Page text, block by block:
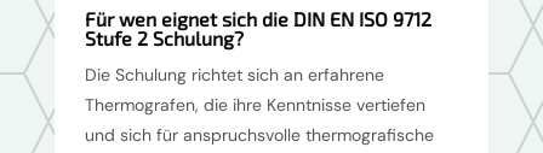
Für wen eignet sich die DIN EN ISO 9712
Stufe 2 Schulung?
Die Schulung richtet sich an erfahrene
Thermografen, die ihre Kenntnisse vertiefen
und sich für anspruchsvolle thermografische